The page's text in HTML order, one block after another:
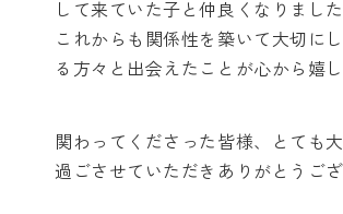
して来ていた子と仲良くなりました
これからも関係性を築いて大切に
る方々と出会えたことが心から嬉し
関わってくださった皆様、とても
過ごさせていただきありがとうござ